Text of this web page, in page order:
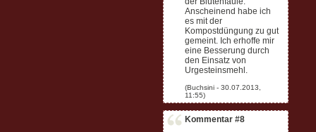
Anscheinend habe ich
es mit der
Kompostdüngung zu gut
gemeint. Ich erhoffe mir
eine Besserung durch
den Einsatz von
Urgesteinsmehl.
Kommentar #8